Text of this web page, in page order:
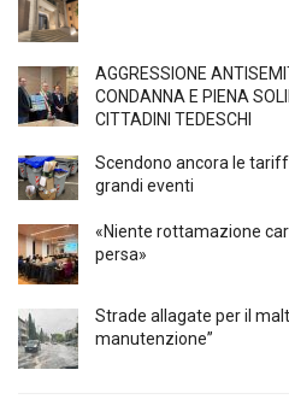
AGGRESSIONE
CONDANNA E PIENA
CITTADINI TEDESCHI
Scendono ancora le
grandi eventi
«Niente rottamazione
persa»
Strade allagate per il
manutenzione”